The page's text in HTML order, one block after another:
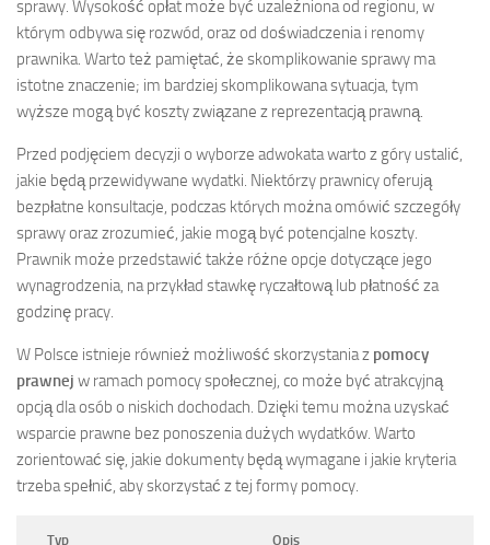
sprawy. Wysokość opłat może być uzależniona od regionu, w
którym odbywa się rozwód, oraz od doświadczenia i renomy
prawnika. Warto też pamiętać, że skomplikowanie sprawy ma
istotne znaczenie; im bardziej skomplikowana sytuacja, tym
wyższe mogą być koszty związane z reprezentacją prawną.
Przed podjęciem decyzji o wyborze adwokata warto z góry ustalić,
jakie będą przewidywane wydatki. Niektórzy prawnicy oferują
bezpłatne konsultacje, podczas których można omówić szczegóły
sprawy oraz zrozumieć, jakie mogą być potencjalne koszty.
Prawnik może przedstawić także różne opcje dotyczące jego
wynagrodzenia, na przykład stawkę ryczałtową lub płatność za
godzinę pracy.
W Polsce istnieje również możliwość skorzystania z pomocy
prawnej w ramach pomocy społecznej, co może być atrakcyjną
opcją dla osób o niskich dochodach. Dzięki temu można uzyskać
wsparcie prawne bez ponoszenia dużych wydatków. Warto
zorientować się, jakie dokumenty będą wymagane i jakie kryteria
trzeba spełnić, aby skorzystać z tej formy pomocy.
Typ
Opis